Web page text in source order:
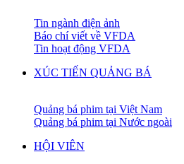
Tin ngành điện ảnh
Báo chí viết về VFDA
Tin hoạt động VFDA
XÚC TIẾN QUẢNG BÁ
Quảng bá phim tại Việt Nam
Quảng bá phim tại Nước ngoài
HỘI VIÊN